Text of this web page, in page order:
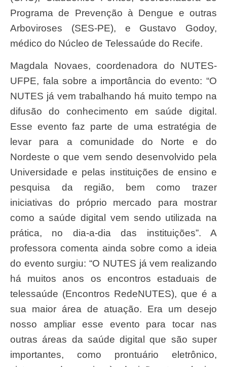
Programa de Prevenção à Dengue e outras
Arboviroses (SES-PE), e Gustavo Godoy,
médico do Núcleo de Telessaúde do Recife.
Magdala Novaes, coordenadora do NUTES-
UFPE, fala sobre a importância do evento: “O
NUTES já vem trabalhando há muito tempo na
difusão do conhecimento em saúde digital.
Esse evento faz parte de uma estratégia de
levar para a comunidade do Norte e do
Nordeste o que vem sendo desenvolvido pela
Universidade e pelas instituições de ensino e
pesquisa da região, bem como trazer
iniciativas do próprio mercado para mostrar
como a saúde digital vem sendo utilizada na
prática, no dia-a-dia das instituições”. A
professora comenta ainda sobre como a ideia
do evento surgiu: “O NUTES já vem realizando
há muitos anos os encontros estaduais de
telessaúde (Encontros RedeNUTES), que é a
sua maior área de atuação. Era um desejo
nosso ampliar esse evento para tocar nas
outras áreas da saúde digital que são super
importantes, como prontuário eletrônico,